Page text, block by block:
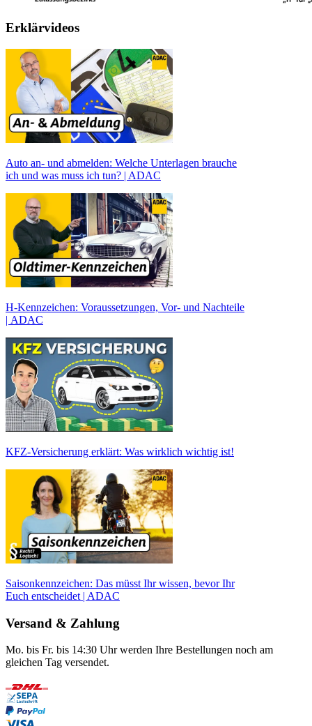
Erklärvideos
Auto an- und abmelden: Welche Unterlagen brauche
ich und was muss ich tun? | ADAC
H-Kennzeichen: Voraussetzungen, Vor- und Nachteile
| ADAC
KFZ-Versicherung erklärt: Was wirklich wichtig ist!
Saisonkennzeichen: Das müsst Ihr wissen, bevor Ihr
Euch entscheidet | ADAC
Versand & Zahlung
Mo. bis Fr. bis 14:30 Uhr werden Ihre Bestellungen noch am
gleichen Tag versendet.